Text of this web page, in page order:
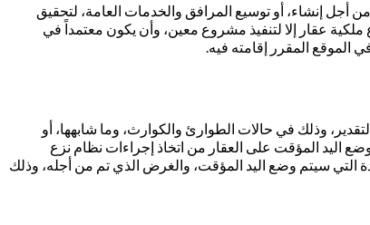
أجل إنشاء، أو توسيع المرافق والخدمات العامة، لتحقيق
ملكية عقار إلا لتنفيذ مشروع معين، وأن يكون معتمداً في
الموقع المقرر إقامته فيه.
وذلك في حالات الطوارئ والكوارث، وما شابهها، أو
اليد المؤقت على العقار من اتخاذ إجراءات نظام نزع
التي سيتم وضع اليد المؤقت، والغرض الذي تم من أجله، وذلك